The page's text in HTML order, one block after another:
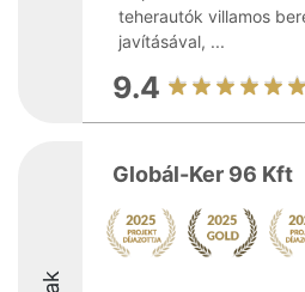
teherautók villamos
javításával, ...
9.4
Globál-Ker 96 Kft